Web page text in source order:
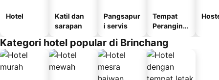
Hotel
Katil dan
sarapan
Pangsapur
i servis
Tempat
Perangina
Kategori hotel popular di Brinchang